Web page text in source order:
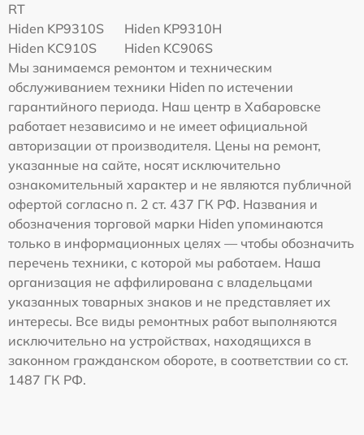
RT
Hiden KP9310S
Hiden KP9310H
Hiden KC910S
Hiden KC906S
Мы занимаемся ремонтом и техническим
обслуживанием техники Hiden по истечении
гарантийного периода. Наш центр в Хабаровске
работает независимо и не имеет официальной
авторизации от производителя. Цены на ремонт,
указанные на сайте, носят исключительно
ознакомительный характер и не являются публичной
офертой согласно п. 2 ст. 437 ГК РФ. Названия и
обозначения торговой марки Hiden упоминаются
только в информационных целях — чтобы обозначить
перечень техники, с которой мы работаем. Наша
организация не аффилирована с владельцами
указанных товарных знаков и не представляет их
интересы. Все виды ремонтных работ выполняются
исключительно на устройствах, находящихся в
законном гражданском обороте, в соответствии со ст.
1487 ГК РФ.